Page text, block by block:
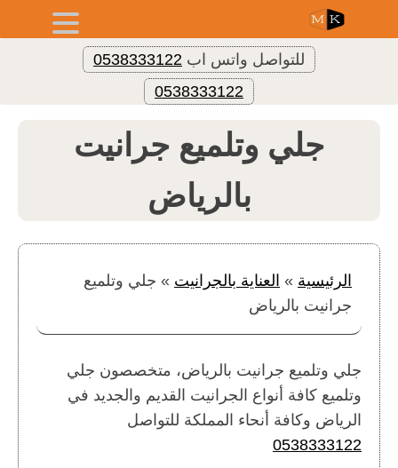
للتواصل واتس اب 0538333122
0538333122
جلي وتلميع جرانيت
بالرياض
الرئيسية » العناية بالجرانيت » جلي وتلميع
جرانيت بالرياض
جلي وتلميع جرانيت بالرياض، متخصصون جلي
وتلميع كافة أنواع الجرانيت القديم والجديد في
الرياض وكافة أنحاء المملكة للتواصل
0538333122